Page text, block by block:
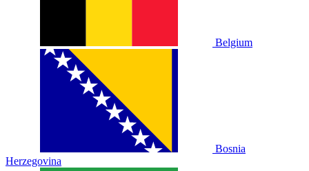
Belgium
Bosnia
Herzegovina